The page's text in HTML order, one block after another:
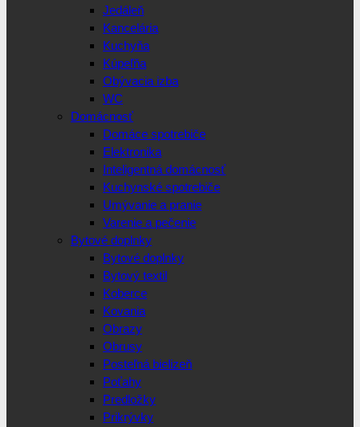
Jedáleň
Kancelária
Kuchyňa
Kúpeľňa
Obývacia izba
WC
Domácnosť
Domáce spotrebiče
Elektronika
Inteligentná domácnosť
Kuchynské spotrebiče
Umývanie a pranie
Varenie a pečenie
Bytové doplnky
Bytové doplnky
Bytový textil
Koberce
Kovania
Obrazy
Obrusy
Posteľná bielizeň
Poťahy
Predložky
Prikrývky